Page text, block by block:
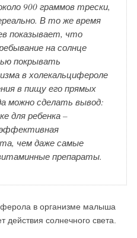
900 граммов трески,
В то же время
показывает, что
на солнце
покрывать
в холекальцифероле
в пищу его прямых
можно сделать вывод:
для ребенка –
чем даже самые
препараты.